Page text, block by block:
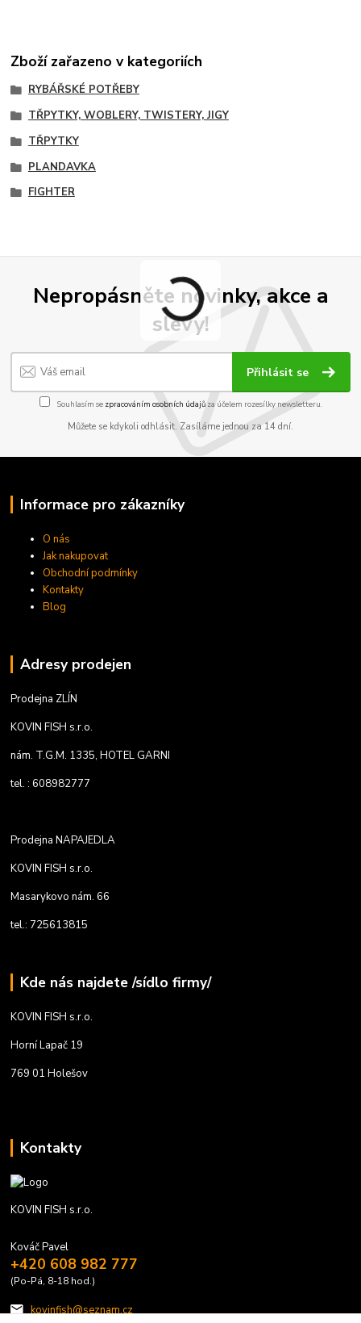
Zboží zařazeno v kategoriích
RYBÁŘSKÉ POTŘEBY
TŘPYTKY, WOBLERY, TWISTERY, JIGY
TŘPYTKY
PLANDAVKA
FIGHTER
Nepropásněte novinky, akce a
slevy!
Přihlásit se
Souhlasím se zpracováním osobních údajůza účelem rozesílky newsletteru.
Můžete se kdykoli odhlásit. Zasíláme jednou za 14 dní.
Informace pro zákazníky
O nás
Jak nakupovat
Obchodní podmínky
Kontakty
Blog
Adresy prodejen
Prodejna ZLÍN
KOVIN FISH s.r.o.
nám. T.G.M. 1335, HOTEL GARNI
tel. : 608982777
Prodejna NAPAJEDLA
KOVIN FISH s.r.o.
Masarykovo nám. 66
tel.: 725613815
Kde nás najdete /sídlo firmy/
KOVIN FISH s.r.o.
Horní Lapač 19
769 01 Holešov
Kontakty
KOVIN FISH s.r.o.
Kováč Pavel
+420 608 982 777
(Po-Pá, 8-18 hod.)
kovinfish@seznam.cz